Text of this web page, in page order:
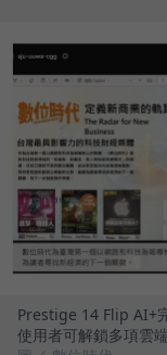
Prestige 14 Flip AI+
使用者可解鎖多項雲